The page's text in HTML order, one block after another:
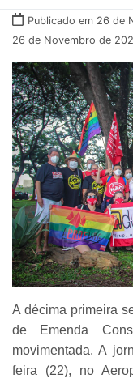
Publicado em 26 de
26 de Novembro de
A décima primeira
de Emenda
movimentada. A
feira (22), no